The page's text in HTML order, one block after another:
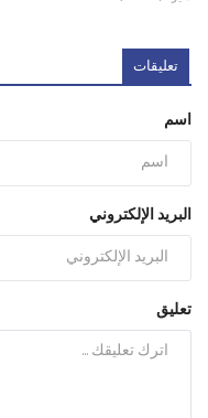
تعليقات
اسم
البريد الإلكتروني
تعليق